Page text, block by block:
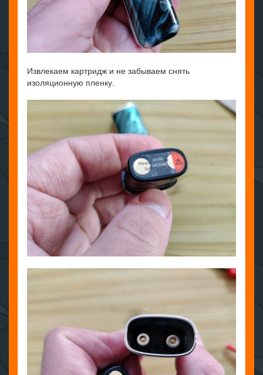
Извлекаем картридж и не забываем снять
изоляционную пленку.